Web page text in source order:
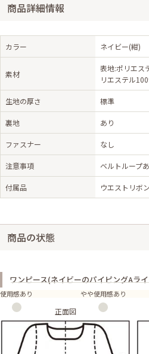
商品詳細情報
カラー ネイビー(紺)
素材
表地:ポリエス
リエステル
生地の厚さ 標準
裏地 あり
ファスナー なし
注意事項 ベルトループ
付属品 ウエストリボン
商品の状態
ワンピース(ネイビーのパイピングAラ
使用感あり やや使用感あり
正面図